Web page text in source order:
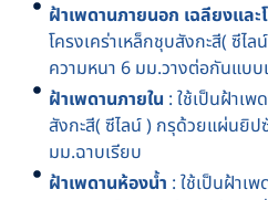
ฝ้าเพดานภายนอก เฉลียงและ
โครงเคร่าเหล็กชุบสังกะสี( ซีไ
ความหนา 6 มม.วางต่อกันแบบ
ฝ้าเพดานภายใน : ใช้เป็นฝ้าเพ
สังกะสี( ซีไลน์ ) กรุด้วยแผ่นยิ
มม.ฉาบเรียบ
ฝ้าเพดานห้องน้ำ : ใช้เป็นฝ้าเ